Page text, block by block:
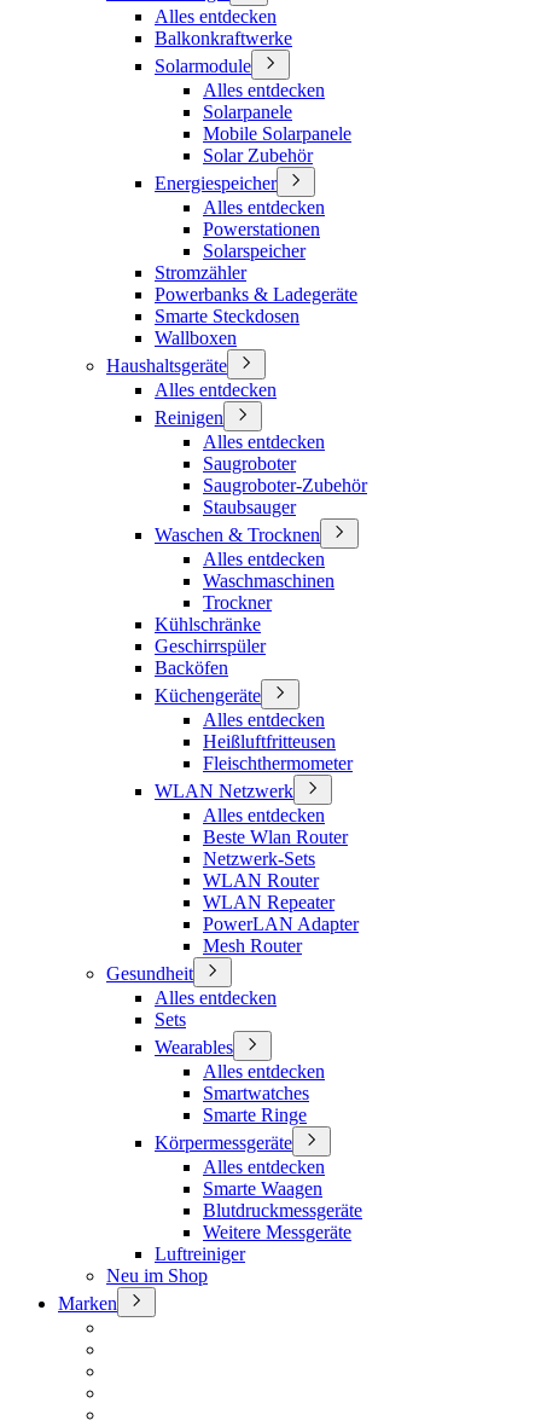
Alles entdecken
Balkonkraftwerke
Solarmodule
Alles entdecken
Solarpanele
Mobile Solarpanele
Solar Zubehör
Energiespeicher
Alles entdecken
Powerstationen
Solarspeicher
Stromzähler
Powerbanks & Ladegeräte
Smarte Steckdosen
Wallboxen
Haushaltsgeräte
Alles entdecken
Reinigen
Alles entdecken
Saugroboter
Saugroboter-Zubehör
Staubsauger
Waschen & Trocknen
Alles entdecken
Waschmaschinen
Trockner
Kühlschränke
Geschirrspüler
Backöfen
Küchengeräte
Alles entdecken
Heißluftfritteusen
Fleischthermometer
WLAN Netzwerk
Alles entdecken
Beste Wlan Router
Netzwerk-Sets
WLAN Router
WLAN Repeater
PowerLAN Adapter
Mesh Router
Gesundheit
Alles entdecken
Sets
Wearables
Alles entdecken
Smartwatches
Smarte Ringe
Körpermessgeräte
Alles entdecken
Smarte Waagen
Blutdruckmessgeräte
Weitere Messgeräte
Luftreiniger
Neu im Shop
Marken